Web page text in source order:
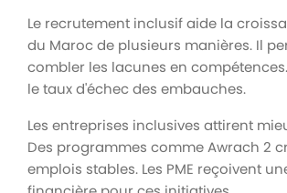
Le recrutement inclusif aide la
du Maroc de plusieurs manières. Il
combler les lacunes en
le taux d'échec des embauches.
Les entreprises inclusives attirent
Des programmes comme Awrach 2
emplois stables. Les PME reçoivent